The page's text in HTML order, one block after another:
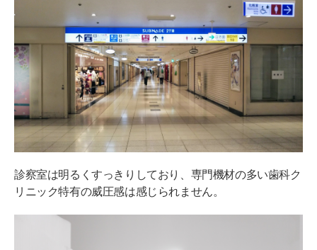
診察室は明るくすっきりしており、専門機材の多い歯科ク
リニック特有の威圧感は感じられません。